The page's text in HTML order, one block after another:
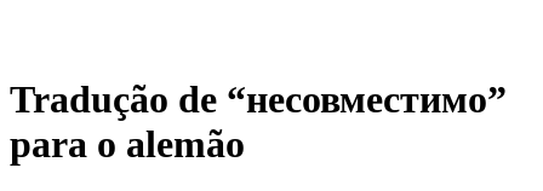
Tradução de “несовместимо”
para o alemão